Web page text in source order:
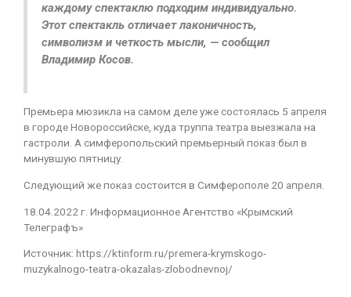
каждому спектаклю подходим индивидуально.
Этот спектакль отличает лаконичность,
символизм и четкость мысли, — сообщил
Владимир Косов.
Премьера мюзикла на самом деле уже состоялась 5 апреля
в городе Новороссийске, куда труппа театра выезжала на
гастроли. А симферопольский премьерный показ был в
минувшую пятницу.
Следующий же показ состоится в Симферополе 20 апреля.
18.04.2022 г. Информационное Агентство «Крымский
Телеграфъ»
Источник: https://ktinform.ru/premera-krymskogo-
muzykalnogo-teatra-okazalas-zlobodnevnoj/